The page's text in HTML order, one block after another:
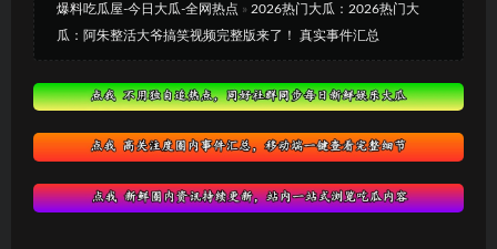
爆料吃瓜屋-今日大瓜-全网热点 » 2026热门大瓜：2026热门大
瓜：阿朱整活大爷搞笑视频完整版来了！ 真实事件汇总